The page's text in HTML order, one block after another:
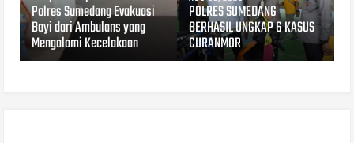
Polres Sumedang Evakuasi
Bayi dari Ambulans yang
Mengalami Kecelakaan
POLRES SUMEDANG
BERHASIL UNGKAP 6 KASUS
CURANMOR